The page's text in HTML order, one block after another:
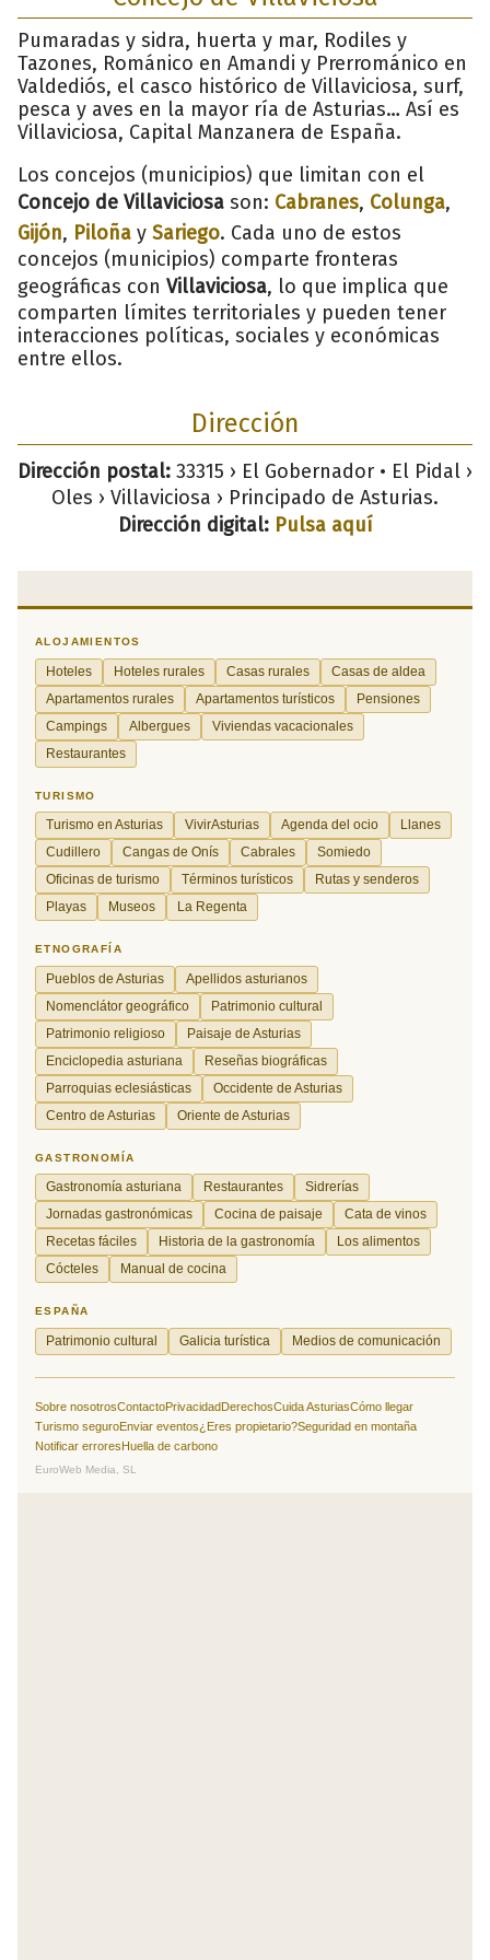
Pumaradas y sidra, huerta y mar, Rodiles y
Tazones, Románico en Amandi y Prerrománico en
Valdediós, el casco histórico de Villaviciosa, surf,
pesca y aves en la mayor ría de Asturias… Así es
Villaviciosa, Capital Manzanera de España.
Los concejos (municipios) que limitan con el
Concejo de Villaviciosa son: Cabranes, Colunga,
Gijón, Piloña y Sariego. Cada uno de estos
concejos (municipios) comparte fronteras
geográficas con Villaviciosa, lo que implica que
comparten límites territoriales y pueden tener
interacciones políticas, sociales y económicas
entre ellos.
Dirección
Dirección postal: 33315 › El Gobernador • El Pidal ›
Oles › Villaviciosa › Principado de Asturias.
Dirección digital: Pulsa aquí